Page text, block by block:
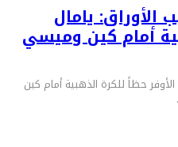
ترتيب الأوراق: يامال
أمام كين وميسي
يامال الأوفر حظاً للكرة الذهبية أمام كين